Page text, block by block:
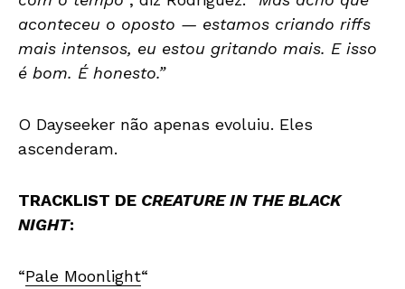
aconteceu o oposto — estamos criando riffs
mais intensos, eu estou gritando mais. E isso
é bom. É honesto.”
O Dayseeker não apenas evoluiu. Eles
ascenderam.
TRACKLIST DE CREATURE IN THE BLACK
NIGHT:
“Pale Moonlight“